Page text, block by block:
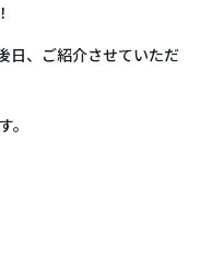
日、ご紹介させていただ